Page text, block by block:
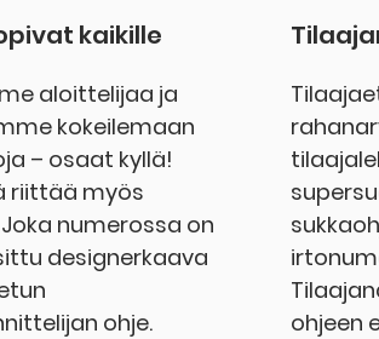
kaikille
aloittelijaa ja
kokeilemaan
– osaat kyllä!
riittää myös
numerossa on
designerkaava
ohje.
ohjeen